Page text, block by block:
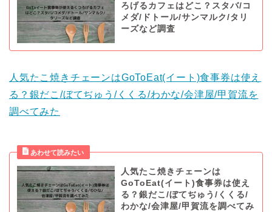
ろげるカフェはどこ？スタバ/コ
メダ/ドトール/サンマルク/タリ
ーズなど調査
人気たこ焼きチェーンはGoToEat(イート)食事券は使え
る？銀だこ/ぼてぢゅう/くくる/わかな/会津屋/甲賀流を
調べてみた
人気たこ焼きチェーンは
GoToEat(イート)食事券は使え
る？銀だこ/ぼてぢゅう/くくる/
わかな/会津屋/甲賀流を調べてみ